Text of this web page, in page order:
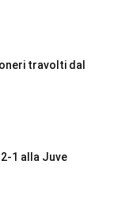
travolti dal
2-1 alla Juve